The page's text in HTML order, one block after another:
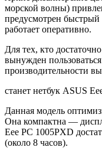
морской волны)
предусмотрен быстрый
работает оперативно.
Для тех, кто
вынужден
производительности
станет нетбук ASUS
Данная модель
Она компактна —
Eee PC 1005PXD
(около 8 часов).